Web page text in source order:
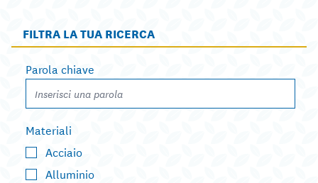
FILTRA LA TUA RICERCA
Parola chiave
Materiali
Acciaio
Alluminio